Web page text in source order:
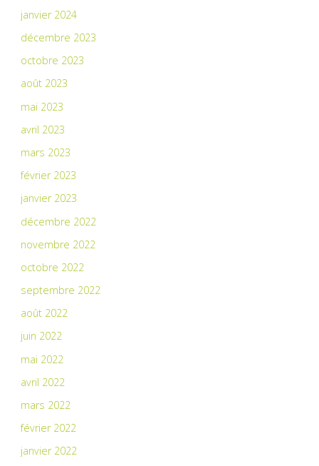
janvier 2024
décembre 2023
octobre 2023
août 2023
mai 2023
avril 2023
mars 2023
février 2023
janvier 2023
décembre 2022
novembre 2022
octobre 2022
septembre 2022
août 2022
juin 2022
mai 2022
avril 2022
mars 2022
février 2022
janvier 2022